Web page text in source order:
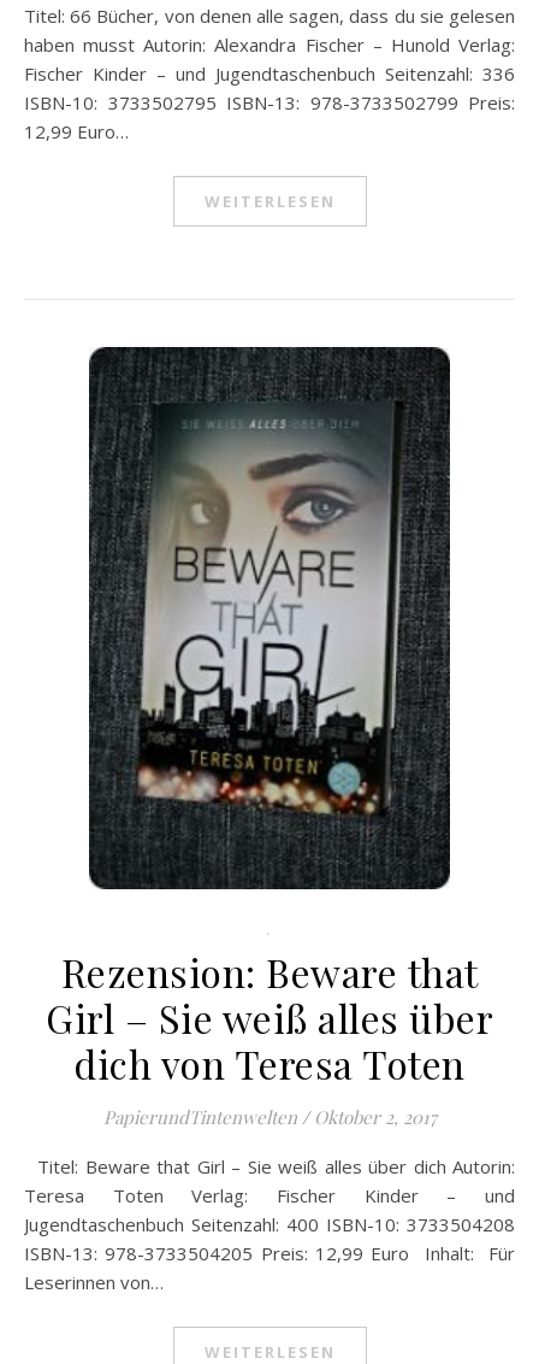
Titel: 66 Bücher, von denen alle sagen, dass du sie gelesen
haben musst Autorin: Alexandra Fischer – Hunold Verlag:
Fischer Kinder – und Jugendtaschenbuch Seitenzahl: 336
ISBN-10: 3733502795 ISBN-13: 978-3733502799 Preis:
12,99 Euro…
WEITERLESEN
.
Rezension: Beware that
Girl – Sie weiß alles über
dich von Teresa Toten
PapierundTintenwelten / Oktober 2, 2017
Titel: Beware that Girl – Sie weiß alles über dich Autorin:
Teresa Toten Verlag: Fischer Kinder – und
Jugendtaschenbuch Seitenzahl: 400 ISBN-10: 3733504208
ISBN-13: 978-3733504205 Preis: 12,99 Euro Inhalt: Für
Leserinnen von…
WEITERLESEN